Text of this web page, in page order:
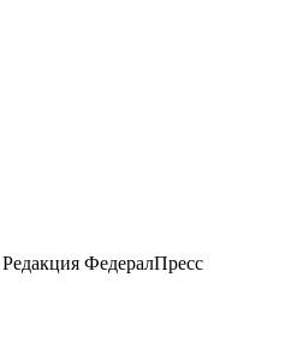
Редакция ФедералПресс